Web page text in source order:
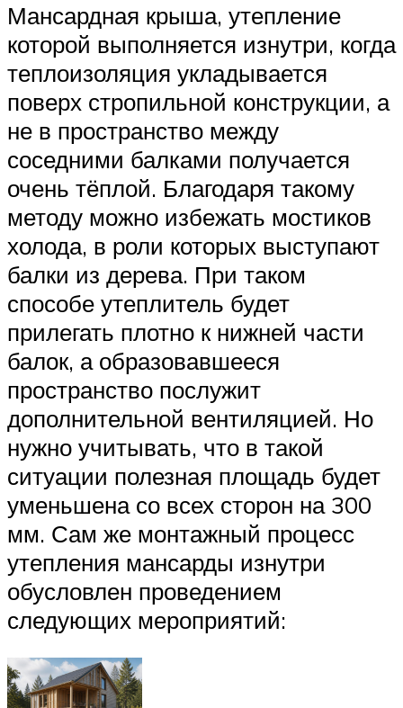
Мансардная крыша, утепление
которой выполняется изнутри, когда
теплоизоляция укладывается
поверх стропильной конструкции, а
не в пространство между
соседними балками получается
очень тёплой. Благодаря такому
методу можно избежать мостиков
холода, в роли которых выступают
балки из дерева. При таком
способе утеплитель будет
прилегать плотно к нижней части
балок, а образовавшееся
пространство послужит
дополнительной вентиляцией. Но
нужно учитывать, что в такой
ситуации полезная площадь будет
уменьшена со всех сторон на 300
мм. Сам же монтажный процесс
утепления мансарды изнутри
обусловлен проведением
следующих мероприятий: